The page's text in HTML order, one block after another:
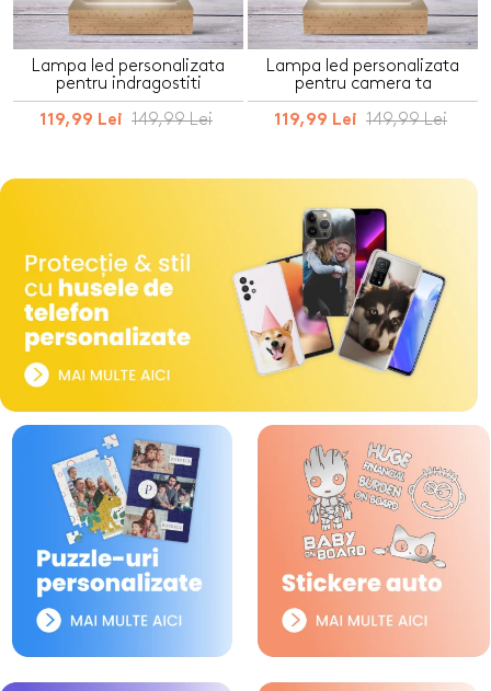
Lampa led personalizata
pentru indragostiti
119,99 Lei 149,99 Lei
Lampa led personalizata
pentru camera ta
119,99 Lei 149,99 Lei